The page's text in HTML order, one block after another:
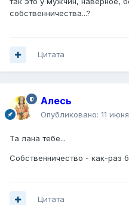
собственничества...?
Цитата
Алесь
Опубликовано: 11
Та лана тебе...
Собственничество - как-раз
Цитата